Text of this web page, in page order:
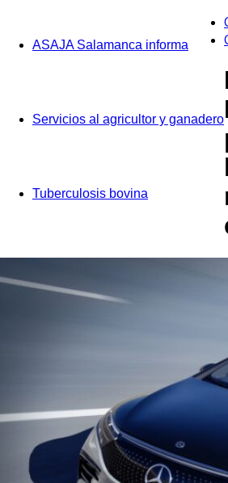
ASAJA Salamanca informa
Servicios al agricultor y ganadero
Tuberculosis bovina